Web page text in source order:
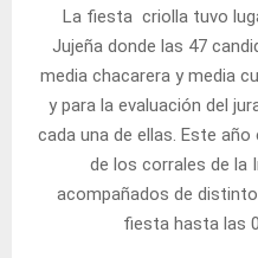
La fiesta criolla tuvo
Jujeña donde las 47
media chacarera y media
y para la evaluación del
cada una de ellas. Este
de los corrales de la
acompañados de
fiesta hasta las